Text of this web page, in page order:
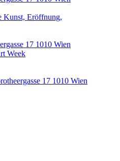
Kunst, Eröffnung,
17 1010 Wien
Week
17 1010 Wien